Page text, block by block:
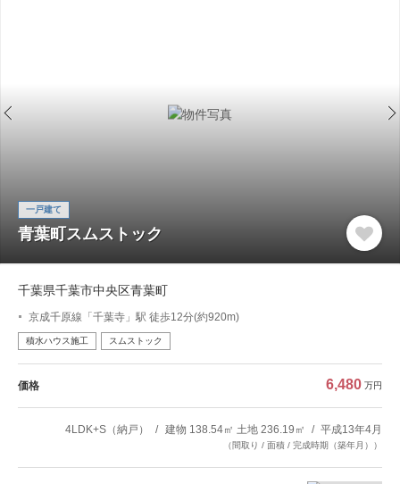
一戸建て
青葉町スムストック
千葉県千葉市中央区青葉町
京成千原線「千葉寺」駅 徒歩12分(約920m)
積水ハウス施工 スムストック
価格 6,480 万円
4LDK+S（納戸） 建物 138.54㎡ 土地 236.19㎡ 平成13年4月
（間取り / 面積 / 完成時期（築年月））